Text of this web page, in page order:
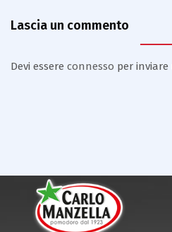
Lascia un commento
Devi essere connesso per